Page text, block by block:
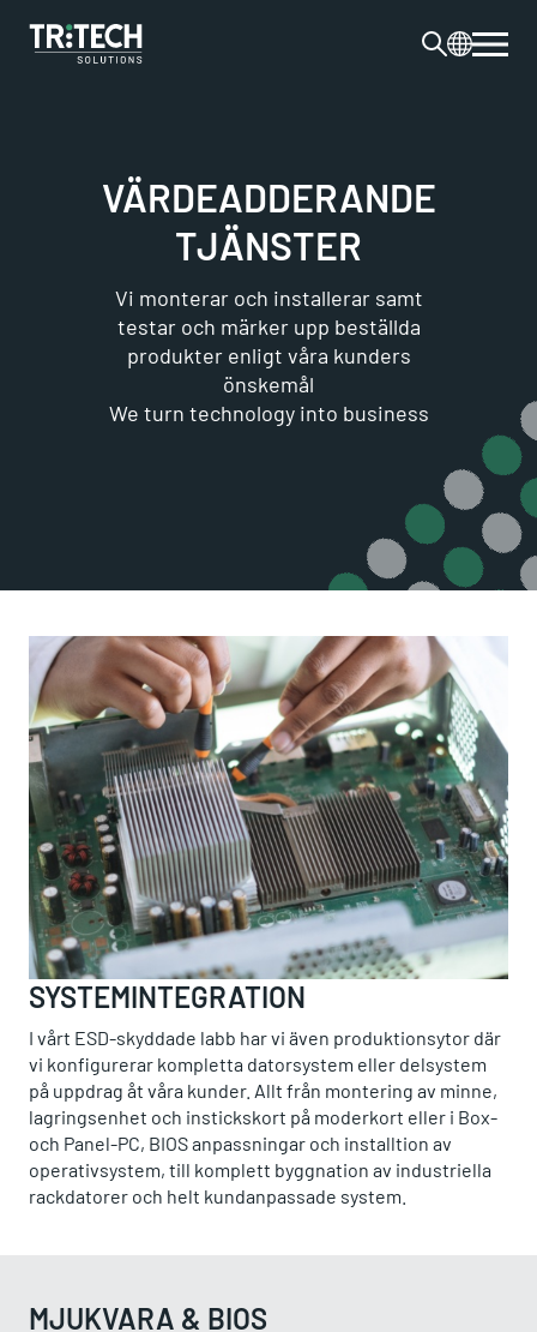
VÄRDEADDERANDE
TJÄNSTER
Vi monterar och installerar samt
testar och märker upp beställda
produkter enligt våra kunders
önskemål
We turn technology into business
SYSTEMINTEGRATION
I vårt ESD-skyddade labb har vi även produktionsytor där
vi konfigurerar kompletta datorsystem eller delsystem
på uppdrag åt våra kunder. Allt från montering av minne,
lagringsenhet och instickskort på moderkort eller i Box-
och Panel-PC, BIOS anpassningar och installtion av
operativsystem, till komplett byggnation av industriella
rackdatorer och helt kundanpassade system.
MJUKVARA & BIOS